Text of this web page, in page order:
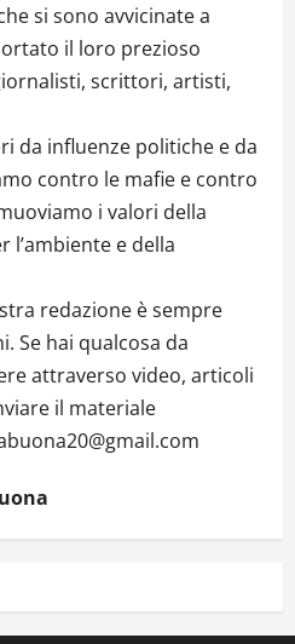
si sono avvicinate a
il loro prezioso
scrittori, artisti,
da influenze politiche e da
contro le mafie e contro
i valori della
e della
redazione è sempre
Se hai qualcosa da
attraverso video, articoli
il materiale